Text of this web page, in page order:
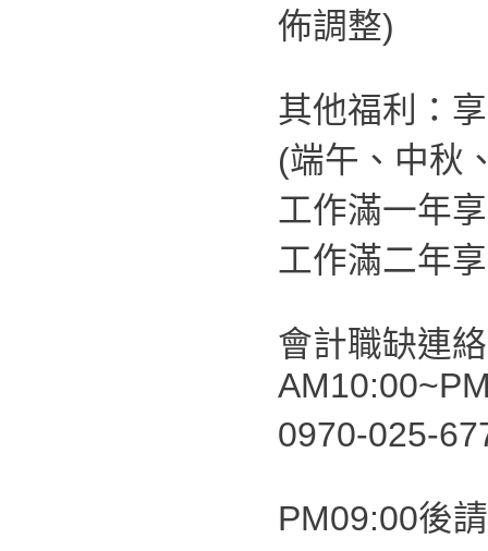
佈調整)
其他福利：
(端午、中秋
工作滿一年
工作滿二年
會計職缺連
0970-025-
PM09:00後